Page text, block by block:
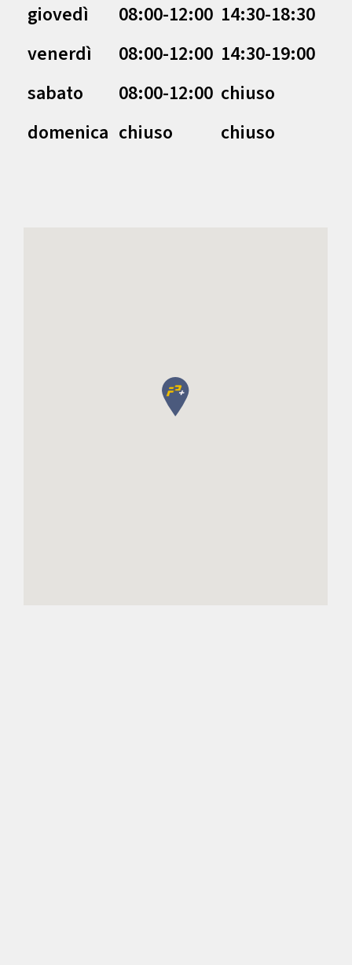
giovedì
08:00-12:00 14:30-18:30
venerdì
08:00-12:00 14:30-19:00
sabato
08:00-12:00 chiuso
domenica chiuso chiuso